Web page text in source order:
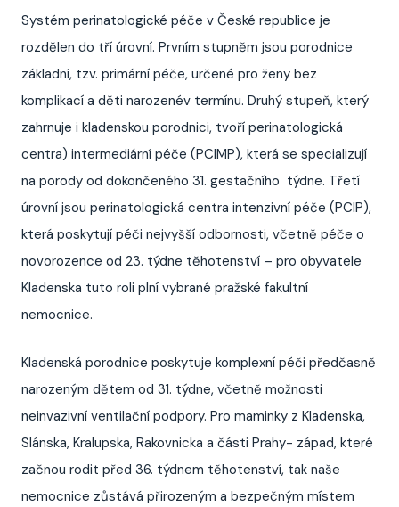
Systém perinatologické péče v České republice je
rozdělen do tří úrovní. Prvním stupněm jsou porodnice
základní, tzv. primární péče, určené pro ženy bez
komplikací a děti narozenév termínu. Druhý stupeň, který
zahrnuje i kladenskou porodnici, tvoří perinatologická
centra) intermediární péče (PCIMP), která se specializují
na porody od dokončeného 31. gestačního týdne. Třetí
úrovní jsou perinatologická centra intenzivní péče (PCIP),
která poskytují péči nejvyšší odbornosti, včetně péče o
novorozence od 23. týdne těhotenství – pro obyvatele
Kladenska tuto roli plní vybrané pražské fakultní
nemocnice.
Kladenská porodnice poskytuje komplexní péči předčasně
narozeným dětem od 31. týdne, včetně možnosti
neinvazivní ventilační podpory. Pro maminky z Kladenska,
Slánska, Kralupska, Rakovnicka a části Prahy- západ, které
začnou rodit před 36. týdnem těhotenství, tak naše
nemocnice zůstává přirozeným a bezpečným místem